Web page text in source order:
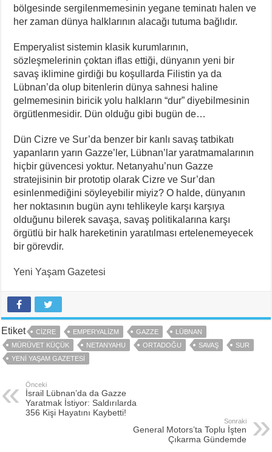
bölgesinde sergilenmemesinin yegane teminatı halen ve
her zaman dünya halklarının alacağı tutuma bağlıdır.
Emperyalist sistemin klasik kurumlarının,
sözleşmelerinin çoktan iflas ettiği, dünyanın yeni bir
savaş iklimine girdiği bu koşullarda Filistin ya da
Lübnan’da olup bitenlerin dünya sahnesi haline
gelmemesinin biricik yolu halkların “dur” diyebilmesinin
örgütlenmesidir. Dün olduğu gibi bugün de…
Dün Cizre ve Sur’da benzer bir kanlı savaş tatbikatı
yapanların yarın Gazze’ler, Lübnan’lar yaratmamalarının
hiçbir güvencesi yoktur. Netanyahu’nun Gazze
stratejisinin bir prototip olarak Cizre ve Sur’dan
esinlenmediğini söyleyebilir miyiz? O halde, dünyanın
her noktasının bugün aynı tehlikeyle karşı karşıya
olduğunu bilerek savaşa, savaş politikalarına karşı
örgütlü bir halk hareketinin yaratılması ertelenemeyecek
bir görevdir.
Yeni Yaşam Gazetesi
Etiket CIZRE EMPERYALIZM GAZZE
LÜBNAN
MÜRÜVET KÜÇÜK
NETANYAHU ORTADOĞU SAVAŞ
SUR
YENI YAŞAM GAZETESI
Önceki
İsrail Lübnan’da da Gazze
Yaratmak İstiyor: Saldırılarda
356 Kişi Hayatını Kaybetti!
Sonraki
General Motors’ta Toplu İşten
Çıkarma Gündemde